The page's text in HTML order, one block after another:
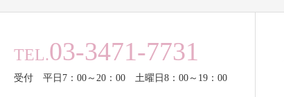
TEL.03-3471-7731
受付 平日7：00～20：00 土曜日8：00～19：00